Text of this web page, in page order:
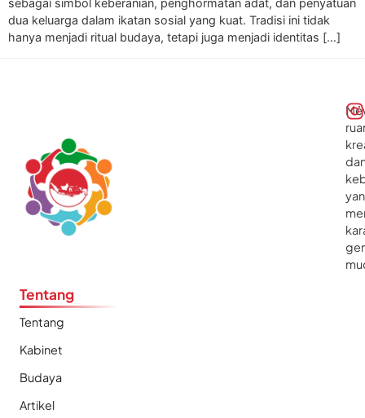
sebagai simbol keberanian, penghormatan adat, dan penyatuan
dua keluarga dalam ikatan sosial yang kuat. Tradisi ini tidak
hanya menjadi ritual budaya, tetapi juga menjadi identitas […]
Tentang
Tentang
Kabinet
Budaya
Artikel